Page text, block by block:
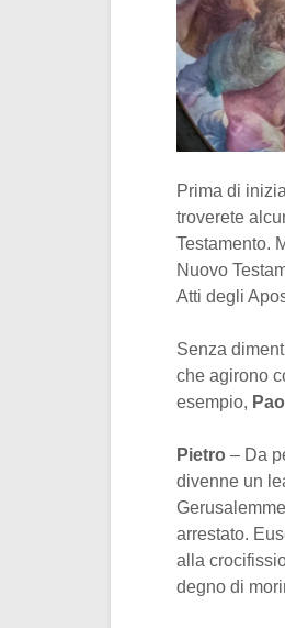
Prima di
troverete
Testamento.
Nuovo
Atti degli
Senza
che agirono
esempio,
Pietro – Da
divenne un
arrestato.
alla
degno di